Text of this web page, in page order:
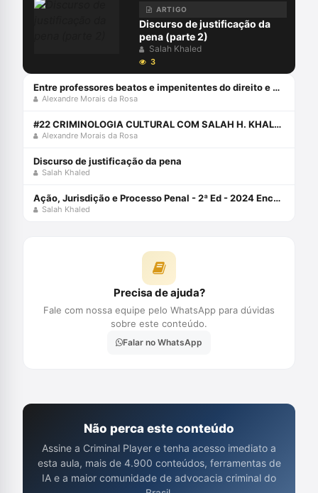
ARTIGO
Discurso de justificação da
pena (parte 2)
Salah Khaled
3
Entre professores beatos e impenitentes do direito e processo penal
Alexandre Morais da Rosa
#22 CRIMINOLOGIA CULTURAL COM SALAH H. KHALED JR.
Alexandre Morais da Rosa
Discurso de justificação da pena
Salah Khaled
Ação, Jurisdição e Processo Penal - 2ª Ed - 2024 Encadernação de livro didático 27 fevereiro 2024
Salah Khaled
Precisa de ajuda?
Fale com nossa equipe pelo WhatsApp para dúvidas
sobre este conteúdo.
Falar no WhatsApp
Não perca este conteúdo
Assine a Criminal Player e tenha acesso imediato a
esta aula, mais de 4.900 conteúdos, ferramentas de
IA e a maior comunidade de advocacia criminal do